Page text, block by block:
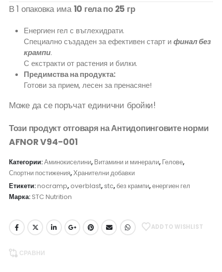
В 1 опаковка има10 гела по 25 гр
Енергиен гел с въглехидрати.
Специално създаден за ефективен старт ифинал без
крампи.
С екстракти от растения и билки.
Предимства на продукта:
Готови за прием, лесен за пренасяне!
Може да се поръчат единични бройки!
Този продукт отговаря на Антидопинговите норми
AFNOR V94-001
Категории:Аминокиселини, Витамини и минерали, Гелове,
Спортни постижения,Хранителни добавки
Етикети:nocramp, overblast, stc,без крампи,енергиен гел
Марка: STC Nutrition
ADD TO WISHLIST
СРАВНИ